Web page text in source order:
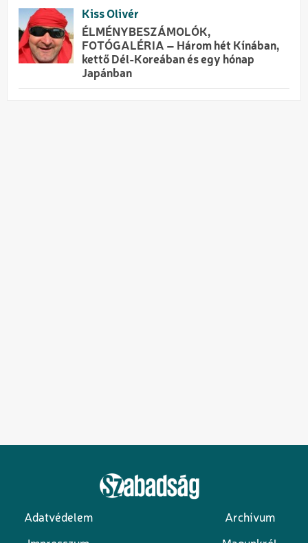
Kiss Olivér
ÉLMÉNYBESZÁMOLÓK,
FOTÓGALÉRIA – Három hét Kínában,
kettő Dél-Koreában és egy hónap
Japánban
Lábléc
Adatvédelem Archívum